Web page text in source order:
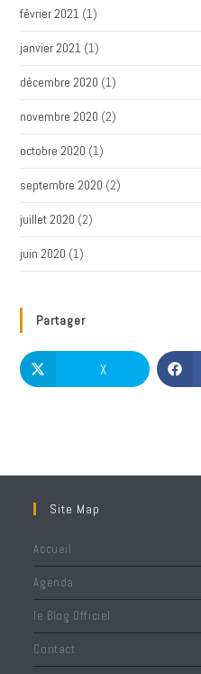
février 2021 (1)
janvier 2021 (1)
décembre 2020 (1)
novembre 2020 (2)
octobre 2020 (1)
septembre 2020 (2)
juillet 2020 (2)
juin 2020 (1)
Partager
X
Site Map
Accueil
Agenda
le Blog Officiel
Contact